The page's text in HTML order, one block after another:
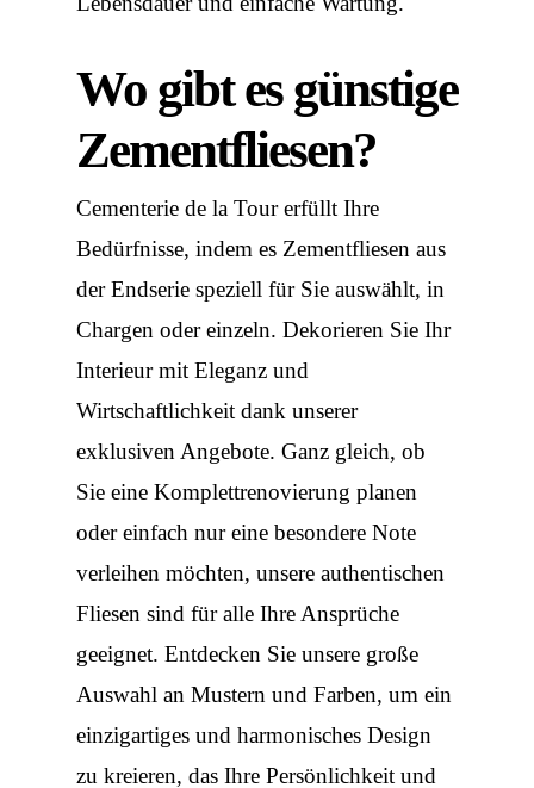
Wo gibt es günstige
Zementfliesen?
Cementerie de la Tour erfüllt Ihre
Bedürfnisse, indem es Zementfliesen aus
der Endserie speziell für Sie auswählt, in
Chargen oder einzeln. Dekorieren Sie Ihr
Interieur mit Eleganz und
Wirtschaftlichkeit dank unserer
exklusiven Angebote. Ganz gleich, ob
Sie eine Komplettrenovierung planen
oder einfach nur eine besondere Note
verleihen möchten, unsere authentischen
Fliesen sind für alle Ihre Ansprüche
geeignet. Entdecken Sie unsere große
Auswahl an Mustern und Farben, um ein
einzigartiges und harmonisches Design
zu kreieren, das Ihre Persönlichkeit und